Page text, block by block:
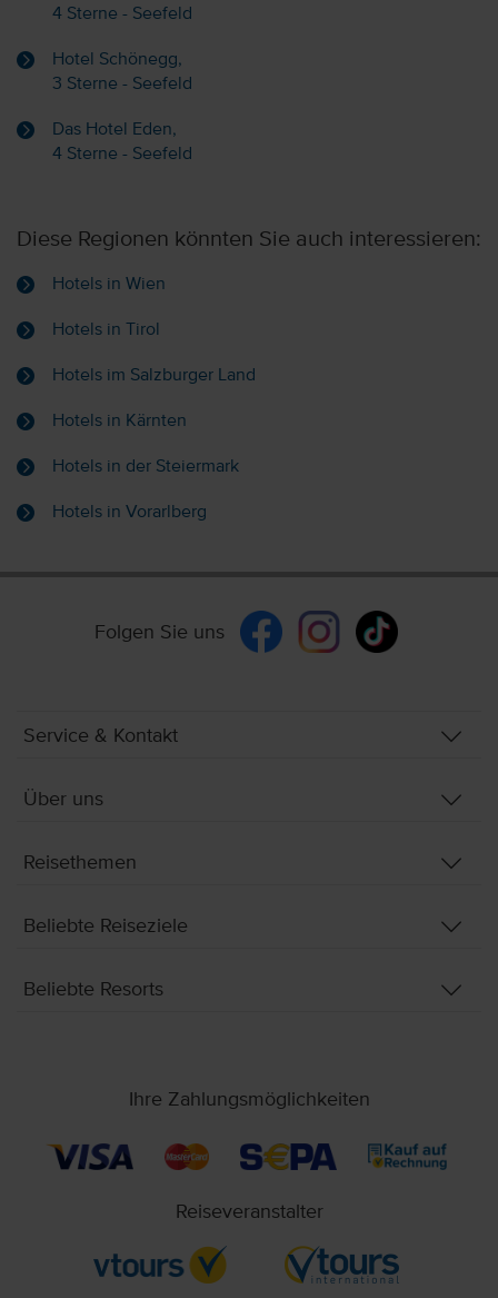
4 Sterne - Seefeld
Hotel Schönegg,
3 Sterne - Seefeld
Das Hotel Eden,
4 Sterne - Seefeld
Diese Regionen könnten Sie auch interessieren:
Hotels in Wien
Hotels in Tirol
Hotels im Salzburger Land
Hotels in Kärnten
Hotels in der Steiermark
Hotels in Vorarlberg
Folgen Sie uns
Service & Kontakt
Über uns
Reisethemen
Beliebte Reiseziele
Beliebte Resorts
Ihre Zahlungsmöglichkeiten
Reiseveranstalter